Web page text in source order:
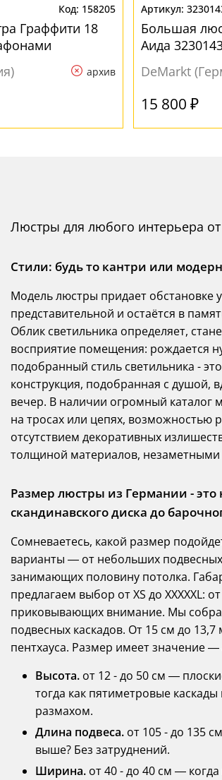
158205
Граффити 18
архив
Большая
Аида
DeMarkt
15 800 ₽
Люстры для любого интерьера
Стили: будь то кантри или
Модель люстры придает обстановке
представительной и остаётся в
Облик светильника определяет,
восприятие помещения: рождается
подобранный стиль светильника -
конструкция, подобранная с душой,
вечер. В наличии огромный
на тросах или цепях, возможностью
отсутствием декоративных
толщиной материалов, незаметными
Размер люстры из Германии -
скандинавского диска до
Сомневаетесь, какой размер
варианты — от небольших
занимающих половину потолка.
предлагаем выбор от XS до XXXXXL:
приковывающих внимание. Мы
подвесных каскадов. От 15 см до
пентхауса. Размер имеет значение
Высота. от 12 - до 50 см —
тогда как пятиметровые
размахом.
Длина подвеса. от 105 - до 135
выше? Без затруднений.
Ширина. от 40 - до 40 см —